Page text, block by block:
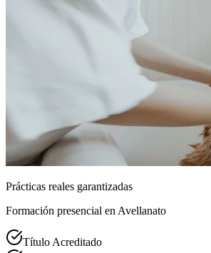
Prácticas reales garantizadas
Formación presencial en Avellanato
Título Acreditado